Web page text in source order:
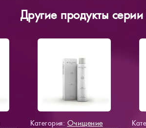
Другие продукты
Категория: Очищение